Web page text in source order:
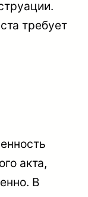
требует
акта,
В